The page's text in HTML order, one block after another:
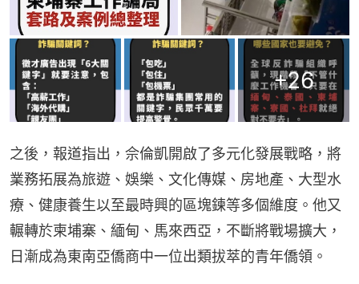
+26
之後，報道指出，佘倫凱開啟了多元化發展戰略，將
業務拓展為旅遊、娛樂、文化傳媒、房地產、大型水
療、健康養生以至最時興的區塊鍊等多個維度。他又
輾轉於柬埔寨、緬甸、馬來西亞，不斷將戰場擴大，
日漸成為東南亞僑商中一位出類拔萃的青年僑領。